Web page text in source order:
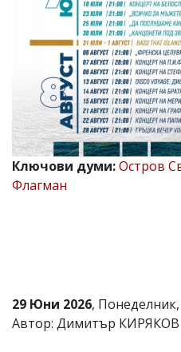
Коментарите
статиите
въвеждат
читателите
редакцията
не
носи
отговорност
за
моля
сигнализирайте
Ключови думи:Остров
Флагман
29 Юни 2026, Понеделник,
Автор: Димитър КИРЯКОВ